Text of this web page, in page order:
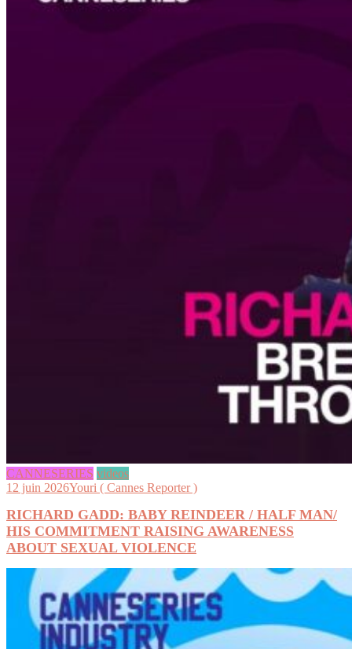
CANNESERIES videos
12 juin 2026Youri ( Cannes Reporter )
RICHARD GADD: BABY REINDEER / HALF MAN/
HIS COMMITMENT RAISING AWARENESS
ABOUT SEXUAL VIOLENCE